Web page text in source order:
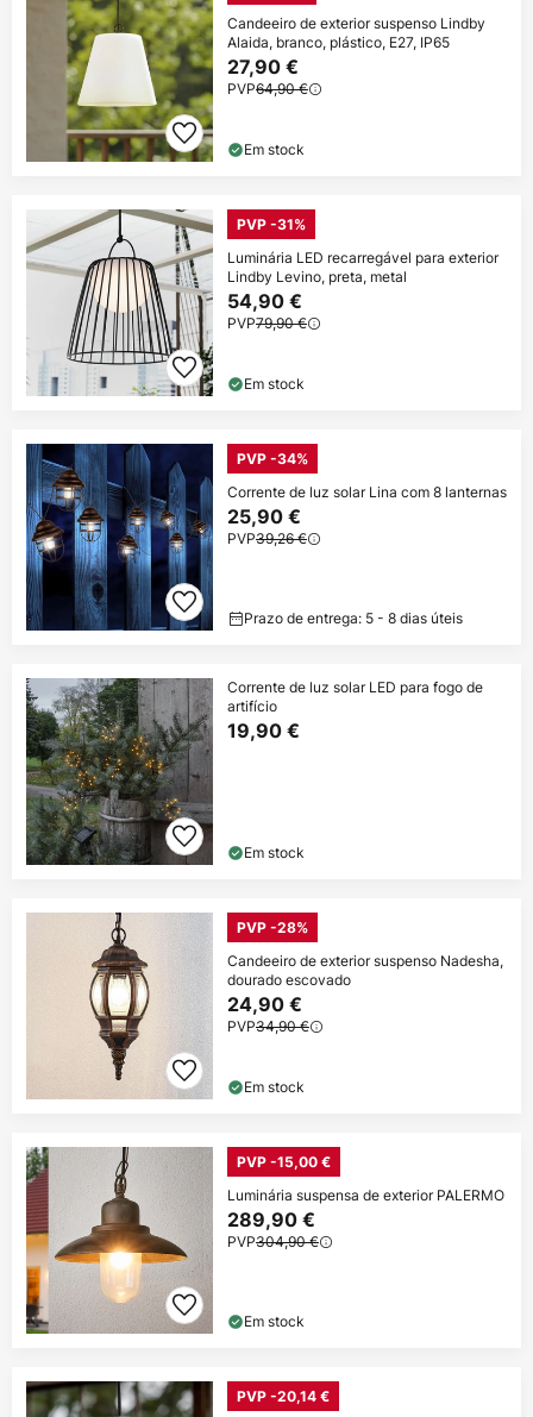
Candeeiro de exterior suspenso Lindby
Alaida, branco, plástico, E27, IP65
27,90 €
PVP64,90 €
Em stock
PVP -31%
Luminária LED recarregável para exterior
Lindby Levino, preta, metal
54,90 €
PVP79,90 €
Em stock
PVP -34%
Corrente de luz solar Lina com 8 lanternas
25,90 €
PVP39,26 €
Prazo de entrega: 5 - 8 dias úteis
Corrente de luz solar LED para fogo de
artifício
19,90 €
Em stock
PVP -28%
Candeeiro de exterior suspenso Nadesha,
dourado escovado
24,90 €
PVP34,90 €
Em stock
PVP -15,00 €
Luminária suspensa de exterior PALERMO
289,90 €
PVP304,90 €
Em stock
PVP -20,14 €